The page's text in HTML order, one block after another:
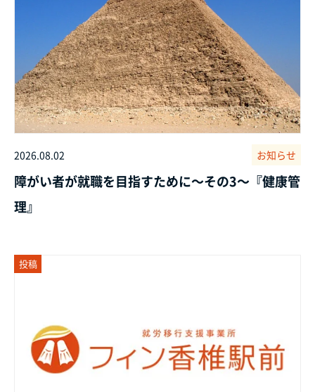
2026.08.02 お知らせ
障がい者が就職を目指すために～その3～『健康管
理』
投稿